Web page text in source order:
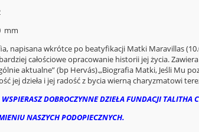
mm
napisana wkrótce po beatyfikacji Matki Maravillas
całościowe opracowanie historii jej życia.
aktualne” (bp Hervás).„Biografia Matki, Jeśli Mu
jej dzieła i jej radość z bycia wierną charyzmatowi
DOBROCZYNNE DZIEŁA FUNDACJI TALITHA
NASZYCH PODOPIECZNYCH.